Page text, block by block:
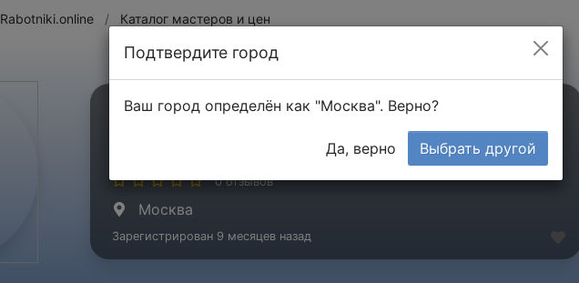
Rabotniki.online / Каталог мастеров и цен
ООО "Инженерные Системы"
0 отзывов
Москва
Зарегистрирован 9 месяцев назад
Подтвердите город
Ваш город определён как "Москва". Верно?
Да, верно Выбрать другой